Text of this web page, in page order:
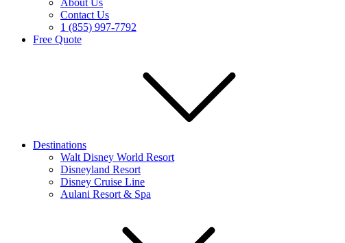
About Us
Contact Us
1 (855) 997-7792
Free Quote
Destinations
Walt Disney World Resort
Disneyland Resort
Disney Cruise Line
Aulani Resort & Spa